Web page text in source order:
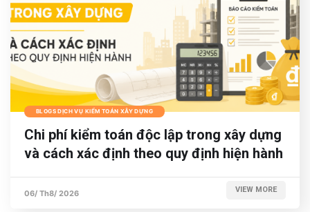
BLOGS DỊCH VỤ KIỂM TOÁN XÂY DỰNG
Chi phí kiểm toán độc lập trong xây dựng
và cách xác định theo quy định hiện hành
06/ Th8/ 2026 VIEW MORE